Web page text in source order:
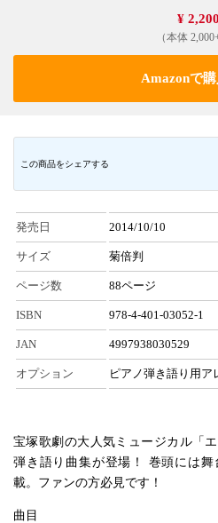
¥ 2,200
（本体
Amazonで
この商品をシェアする
発売日 2014/10/10
サイズ 菊倍判
ページ数 88ページ
ISBN 978-4-401-03052-1
JAN 4997938030529
オプション ピアノ弾き語り用ア
宝塚歌劇の大人気ミュージカル「
弾き語り曲集が登場！ 巻頭には
載。ファンの方必見です！
曲目